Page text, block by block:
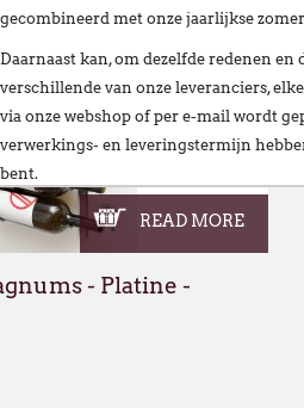
READ MORE
- Platine -
gecombineerd met onzejaarlijkse
Daarnaast kan, om dezelfde redenen
verschillende van onze leveranciers,
via onze webshop of per e-mailwordt
verwerkings- en leveringstermijn
bent.
Wij stellen alles in het werk om deze
te beperken en danken u oprecht voor
Vanaf maandag 24 augustus